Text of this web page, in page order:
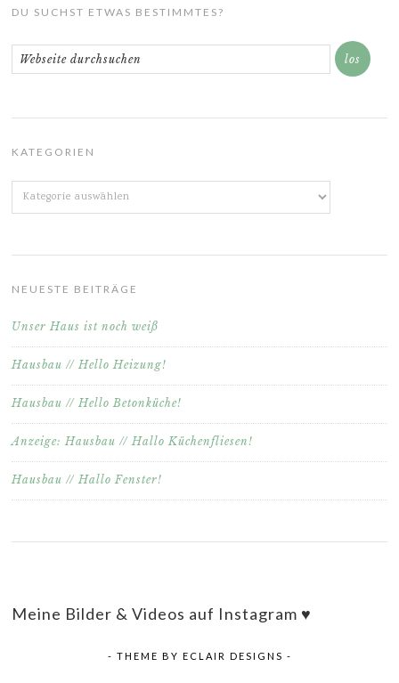
DU SUCHST ETWAS BESTIMMTES?
KATEGORIEN
Kategorien
NEUESTE BEITRÄGE
Unser Haus ist noch weiß
Hausbau // Hello Heizung!
Hausbau // Hello Betonküche!
Anzeige: Hausbau // Hallo Küchenfliesen!
Hausbau // Hallo Fenster!
Meine Bilder & Videos auf Instagram ♥
- THEME BY ECLAIR DESIGNS -